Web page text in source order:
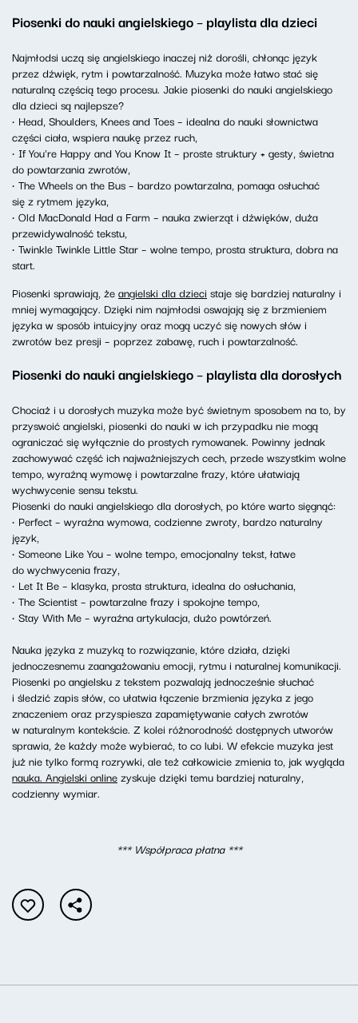
Piosenki do nauki angielskiego – playlista dla dzieci
Najmłodsi uczą się angielskiego inaczej niż dorośli, chłonąc język
przez dźwięk, rytm i powtarzalność. Muzyka może łatwo stać się
naturalną częścią tego procesu. Jakie piosenki do nauki angielskiego
dla dzieci są najlepsze?
• Head, Shoulders, Knees and Toes – idealna do nauki słownictwa
części ciała, wspiera naukę przez ruch,
• If You're Happy and You Know It – proste struktury + gesty, świetna
do powtarzania zwrotów,
• The Wheels on the Bus – bardzo powtarzalna, pomaga osłuchać
się z rytmem języka,
• Old MacDonald Had a Farm – nauka zwierząt i dźwięków, duża
przewidywalność tekstu,
• Twinkle Twinkle Little Star – wolne tempo, prosta struktura, dobra na
start.
Piosenki sprawiają, żeangielski dla dzieci staje się bardziej naturalny i
mniej wymagający. Dzięki nim najmłodsi oswajają się z brzmieniem
języka w sposób intuicyjny oraz mogą uczyć się nowych słów i
zwrotów bez presji – poprzez zabawę, ruch i powtarzalność.
Piosenki do nauki angielskiego – playlista dla dorosłych
Chociaż i u dorosłych muzyka może być świetnym sposobem na to, by
przyswoić angielski, piosenki do nauki w ich przypadku nie mogą
ograniczać się wyłącznie do prostych rymowanek. Powinny jednak
zachowywać część ich najważniejszych cech, przede wszystkim wolne
tempo, wyraźną wymowę i powtarzalne frazy, które ułatwiają
wychwycenie sensu tekstu.
Piosenki do nauki angielskiego dla dorosłych, po które warto sięgnąć:
• Perfect – wyraźna wymowa, codzienne zwroty, bardzo naturalny
język,
• Someone Like You – wolne tempo, emocjonalny tekst, łatwe
do wychwycenia frazy,
• Let It Be – klasyka, prosta struktura, idealna do osłuchania,
• The Scientist – powtarzalne frazy i spokojne tempo,
• Stay With Me – wyraźna artykulacja, dużo powtórzeń.
Nauka języka z muzyką to rozwiązanie, które działa, dzięki
jednoczesnemu zaangażowaniu emocji, rytmu i naturalnej komunikacji.
Piosenki po angielsku z tekstem pozwalają jednocześnie słuchać
i śledzić zapis słów, co ułatwia łączenie brzmienia języka z jego
znaczeniem oraz przyspiesza zapamiętywanie całych zwrotów
w naturalnym kontekście. Z kolei różnorodność dostępnych utworów
sprawia, że każdy może wybierać, to co lubi. W efekcie muzyka jest
już nie tylko formą rozrywki, ale też całkowicie zmienia to, jak wygląda
nauka. Angielski onlinezyskuje dzięki temu bardziej naturalny,
codzienny wymiar.
*** Współpraca płatna ***